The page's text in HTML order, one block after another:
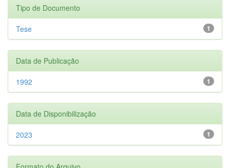
Tipo de Documento
1
Tese
Data de Publicação
1
1992
Data de Disponibilização
1
2023